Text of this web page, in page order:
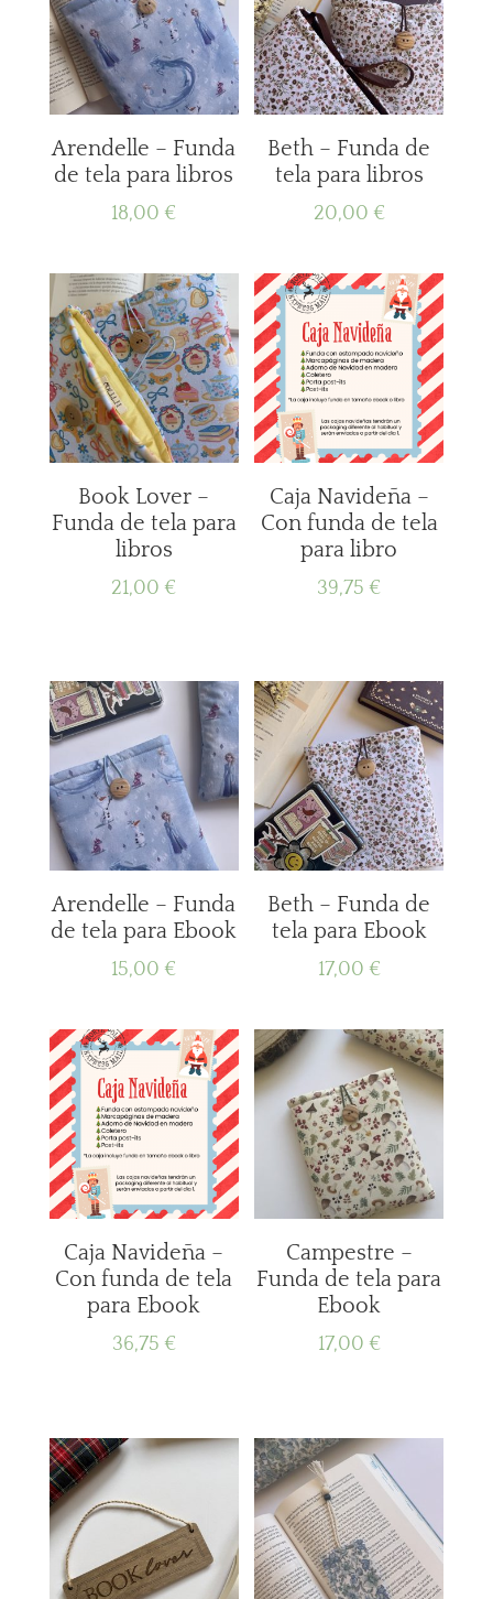
Arendelle – Funda
de tela para libros
18,00 €
Beth – Funda de
tela para libros
20,00 €
Book Lover –
Funda de tela para
libros
21,00 €
Caja Navideña –
Con funda de tela
para libro
39,75 €
Arendelle – Funda
de tela para Ebook
15,00 €
Beth – Funda de
tela para Ebook
17,00 €
Caja Navideña –
Con funda de tela
para Ebook
36,75 €
Campestre –
Funda de tela para
Ebook
17,00 €